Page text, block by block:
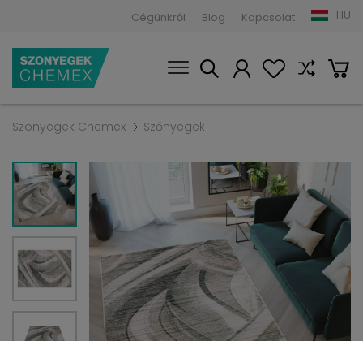
Cégünkről Blog Kapcsolat HU
Szonyegek Chemex Szőnyegek